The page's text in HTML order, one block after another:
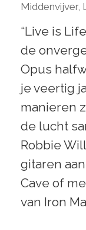
Middenvijver,
“Live is
de
Opus
je veertig
manieren
de lucht
Robbie
gitaren
Cave of
van Iron